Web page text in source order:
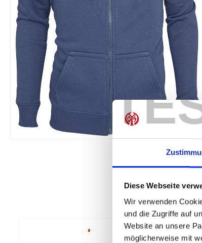
Diese Webseite
Wir verwenden
und die Zugriffe auf
Website an unsere
möglicherweise mit